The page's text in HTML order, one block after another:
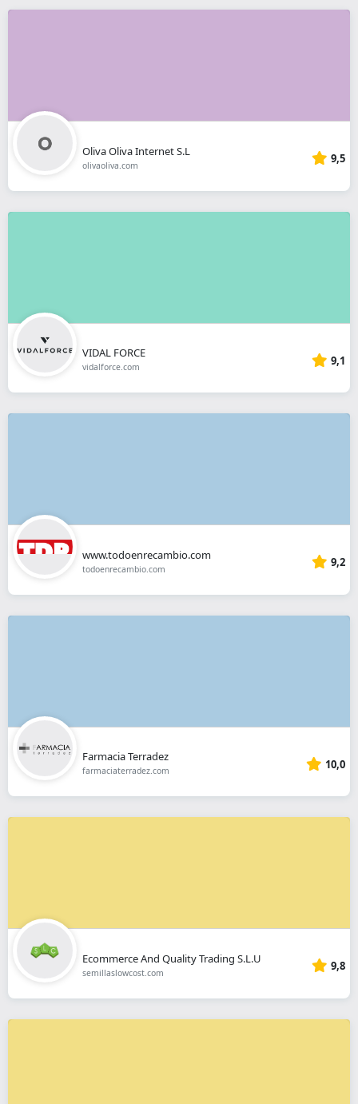
Oliva Oliva Internet S.L
olivaoliva.com 9,5
VIDAL FORCE
vidalforce.com 9,1
www.todoenrecambio.com
todoenrecambio.com 9,2
Farmacia Terradez
farmaciaterradez.com 10,0
Ecommerce And Quality Trading S.L.U
semillaslowcost.com 9,8